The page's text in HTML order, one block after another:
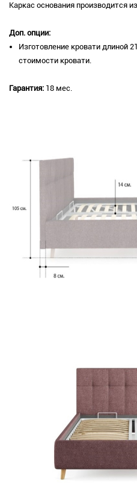
Каркас основания производится
Доп. опции:
Изготовление кровати длиной
стоимости кровати.
Гарантия: 18 мес.